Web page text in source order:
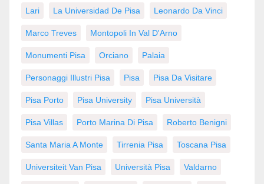
Lari La Universidad De Pisa Leonardo Da Vinci
Marco Treves Montopoli In Val D'Arno
Monumenti Pisa Orciano Palaia
Personaggi Illustri Pisa Pisa Pisa Da Visitare
Pisa Porto Pisa University Pisa Università
Pisa Villas Porto Marina Di Pisa Roberto Benigni
Santa Maria A Monte Tirrenia Pisa Toscana Pisa
Universiteit Van Pisa Università Pisa Valdarno